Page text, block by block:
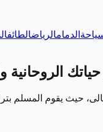
الدمامالرياضالطائف
الروحانية
حيث يقوم المسلم